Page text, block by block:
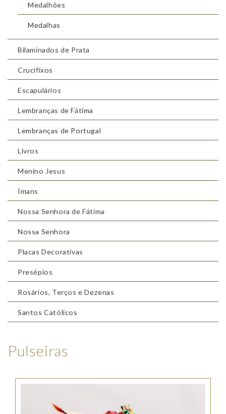
Medalhões
Medalhas
Bilaminados de Prata
Crucifixos
Escapulários
Lembranças de Fátima
Lembranças de Portugal
Livros
Menino Jesus
Ímans
Nossa Senhora de Fátima
Nossa Senhora
Placas Decorativas
Presépios
Rosários, Terços e Dezenas
Santos Católicos
Pulseiras